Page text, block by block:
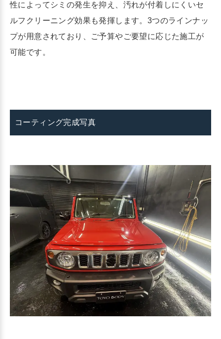
性によってシミの発生を抑え、汚れが付着しにくいセ
ルフクリーニング効果も発揮します。3つのラインナッ
プが用意されており、ご予算やご要望に応じた施工が
可能です。
コーティング完成写真